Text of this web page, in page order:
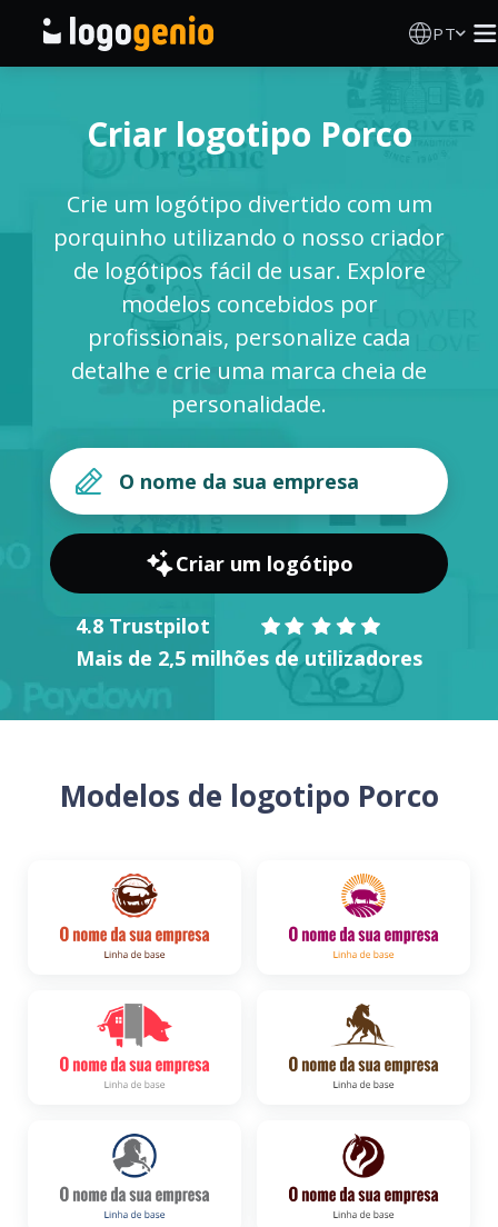
PT
Gerador de logótipos IA
Ideias de logótipos
Produtos impressos
INICIAR SESSÃO
Criar logotipo Porco
Crie um logótipo divertido com um
porquinho utilizando o nosso criador
de logótipos fácil de usar. Explore
modelos concebidos por
profissionais, personalize cada
detalhe e crie uma marca cheia de
personalidade.
Criar um logótipo
4.8 Trustpilot
Mais de 2,5 milhões de utilizadores
Modelos de logotipo Porco